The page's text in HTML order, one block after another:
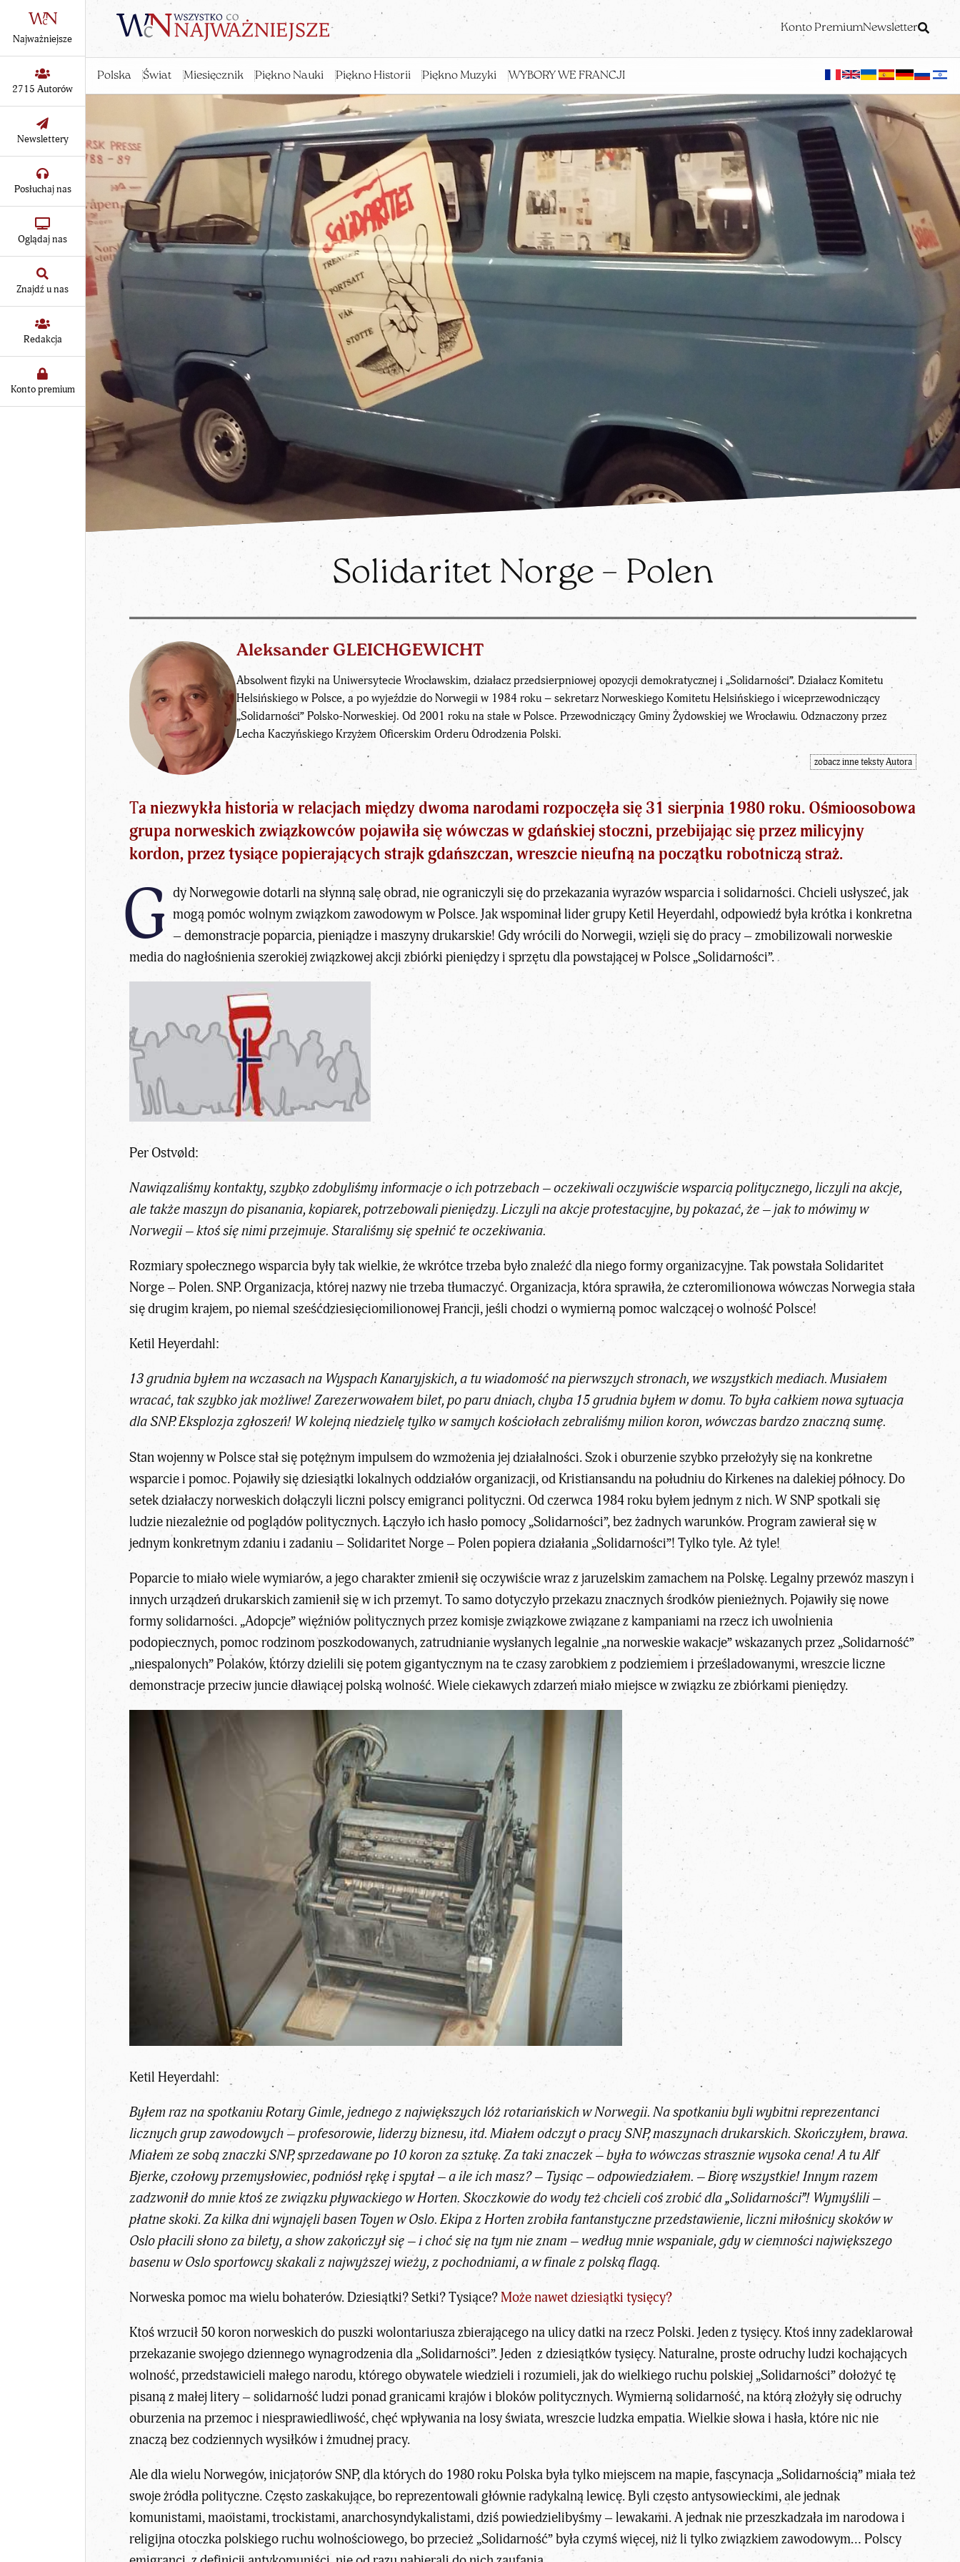
Konto PremiumNewsletter
Polska Świat Miesięcznik Piękno Nauki Piękno Historii Piękno Muzyki WYBORY WE FRANCJI
Najważniejsze
2715 Autorów
Newslettery
Posłuchaj nas
Oglądaj nas
Znajdź u nas
Redakcja
Konto premium
Solidaritet Norge – Polen
Aleksander GLEICHGEWICHT
Absolwent fizyki na Uniwersytecie Wrocławskim, działacz przedsierpniowej opozycji demokratycznej i „Solidarności”. Działacz Komitetu
Helsińskiego w Polsce, a po wyjeździe do Norwegii w 1984 roku – sekretarz Norweskiego Komitetu Helsińskiego i wiceprzewodniczący
„Solidarności” Polsko-Norweskiej. Od 2001 roku na stałe w Polsce. Przewodniczący Gminy Żydowskiej we Wrocławiu. Odznaczony przez
Lecha Kaczyńskiego Krzyżem Oficerskim Orderu Odrodzenia Polski.
zobacz inne teksty Autora
Ta niezwykła historia w relacjach między dwoma narodami rozpoczęła się 31 sierpnia 1980 roku. Ośmioosobowa
grupa norweskich związkowców pojawiła się wówczas w gdańskiej stoczni, przebijając się przez milicyjny
kordon, przez tysiące popierających strajk gdańszczan, wreszcie nieufną na początku robotniczą straż.
G dy Norwegowie dotarli na słynną salę obrad, nie ograniczyli się do przekazania wyrazów wsparcia i solidarności. Chcieli usłyszeć, jak
mogą pomóc wolnym związkom zawodowym w Polsce. Jak wspominał lider grupy Ketil Heyerdahl, odpowiedź była krótka i konkretna
– demonstracje poparcia, pieniądze i maszyny drukarskie! Gdy wrócili do Norwegii, wzięli się do pracy – zmobilizowali norweskie
media do nagłośnienia szerokiej związkowej akcji zbiórki pieniędzy i sprzętu dla powstającej w Polsce „Solidarności”.
Per Ostvøld:
Nawiązaliśmy kontakty, szybko zdobyliśmy informacje o ich potrzebach – oczekiwali oczywiście wsparcia politycznego, liczyli na akcje,
ale także maszyn do pisanania, kopiarek, potrzebowali pieniędzy. Liczyli na akcje protestacyjne, by pokazać, że – jak to mówimy w
Norwegii – ktoś się nimi przejmuje. Staraliśmy się spełnić te oczekiwania.
Rozmiary społecznego wsparcia były tak wielkie, że wkrótce trzeba było znaleźć dla niego formy organizacyjne. Tak powstała Solidaritet
Norge – Polen. SNP. Organizacja, której nazwy nie trzeba tłumaczyć. Organizacja, która sprawiła, że czteromilionowa wówczas Norwegia stała
się drugim krajem, po niemal sześćdziesięciomilionowej Francji, jeśli chodzi o wymierną pomoc walczącej o wolność Polsce!
Ketil Heyerdahl:
13 grudnia byłem na wczasach na Wyspach Kanaryjskich, a tu wiadomość na pierwszych stronach, we wszystkich mediach. Musiałem
wracać, tak szybko jak możliwe! Zarezerwowałem bilet, po paru dniach, chyba 15 grudnia byłem w domu. To była całkiem nowa sytuacja
dla SNP. Eksplozja zgłoszeń! W kolejną niedzielę tylko w samych kościołach zebraliśmy milion koron, wówczas bardzo znaczną sumę.
Stan wojenny w Polsce stał się potężnym impulsem do wzmożenia jej działalności. Szok i oburzenie szybko przełożyły się na konkretne
wsparcie i pomoc. Pojawiły się dziesiątki lokalnych oddziałów organizacji, od Kristiansandu na południu do Kirkenes na dalekiej północy. Do
setek działaczy norweskich dołączyli liczni polscy emigranci polityczni. Od czerwca 1984 roku byłem jednym z nich. W SNP spotkali się
ludzie niezależnie od poglądów politycznych. Łączyło ich hasło pomocy „Solidarności”, bez żadnych warunków. Program zawierał się w
jednym konkretnym zdaniu i zadaniu – Solidaritet Norge – Polen popiera działania „Solidarności”! Tylko tyle. Aż tyle!
Poparcie to miało wiele wymiarów, a jego charakter zmienił się oczywiście wraz z jaruzelskim zamachem na Polskę. Legalny przewóz maszyn i
innych urządzeń drukarskich zamienił się w ich przemyt. To samo dotyczyło przekazu znacznych środków pienieżnych. Pojawiły się nowe
formy solidarności. „Adopcje” więźniów politycznych przez komisje związkowe związane z kampaniami na rzecz ich uwolnienia
podopiecznych, pomoc rodzinom poszkodowanych, zatrudnianie wysłanych legalnie „na norweskie wakacje” wskazanych przez „Solidarność”
„niespalonych” Polaków, którzy dzielili się potem gigantycznym na te czasy zarobkiem z podziemiem i prześladowanymi, wreszcie liczne
demonstracje przeciw juncie dławiącej polską wolność. Wiele ciekawych zdarzeń miało miejsce w związku ze zbiórkami pieniędzy.
Ketil Heyerdahl:
Byłem raz na spotkaniu Rotary Gimle, jednego z największych lóż rotariańskich w Norwegii. Na spotkaniu byli wybitni reprezentanci
licznych grup zawodowych – profesorowie, liderzy biznesu, itd. Miałem odczyt o pracy SNP, maszynach drukarskich. Skończyłem, brawa.
Miałem ze sobą znaczki SNP, sprzedawane po 10 koron za sztukę. Za taki znaczek – była to wówczas strasznie wysoka cena! A tu Alf
Bjerke, czołowy przemysłowiec, podniósł rękę i spytał – a ile ich masz? – Tysiąc – odpowiedziałem. – Biorę wszystkie! Innym razem
zadzwonił do mnie ktoś ze związku pływackiego w Horten. Skoczkowie do wody też chcieli coś zrobić dla „Solidarności”! Wymyślili –
płatne skoki. Za kilka dni wynajęli basen Toyen w Oslo. Ekipa z Horten zrobiła fantanstyczne przedstawienie, liczni miłośnicy skoków w
Oslo płacili słono za bilety, a show zakończył się – i choć się na tym nie znam – według mnie wspaniale, gdy w ciemności największego
basenu w Oslo sportowcy skakali z najwyższej wieży, z pochodniami, a w finale z polską flagą.
Norweska pomoc ma wielu bohaterów. Dziesiątki? Setki? Tysiące?Może nawet dziesiątki tysięcy?
Ktoś wrzucił 50 koron norweskich do puszki wolontariusza zbierającego na ulicy datki na rzecz Polski. Jeden z tysięcy. Ktoś inny zadeklarował
przekazanie swojego dziennego wynagrodzenia dla „Solidarności”. Jeden z dziesiątków tysięcy. Naturalne, proste odruchy ludzi kochających
wolność, przedstawicieli małego narodu, którego obywatele wiedzieli i rozumieli, jak do wielkiego ruchu polskiej „Solidarności” dołożyć tę
pisaną z małej litery – solidarność ludzi ponad granicami krajów i bloków politycznych. Wymierną solidarność, na którą złożyły się odruchy
oburzenia na przemoc i niesprawiedliwość, chęć wpływania na losy świata, wreszcie ludzka empatia. Wielkie słowa i hasła, które nic nie
znaczą bez codziennych wysiłków i żmudnej pracy.
Ale dla wielu Norwegów, inicjatorów SNP, dla których do 1980 roku Polska była tylko miejscem na mapie, fascynacja „Solidarnością” miała też
swoje żródła polityczne. Często zaskakujące, bo reprezentowali głównie radykalną lewicę. Byli często antysowieckimi, ale jednak
komunistami, maoistami, trockistami, anarchosyndykalistami, dziś powiedzielibyśmy – lewakami. A jednak nie przeszkadzała im narodowa i
religijna otoczka polskiego ruchu wolnościowego, bo przecież „Solidarność” była czymś więcej, niż li tylko związkiem zawodowym… Polscy